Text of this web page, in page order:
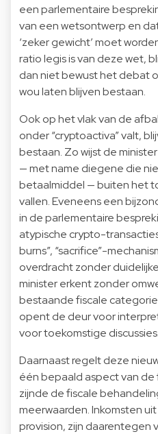
een parlementaire
van een wetsontwerp en
‘zeker gewicht’ moet
ratio legis is van deze wet,
dan niet bewust het debat
wou laten blijven bestaan.
Ook op het vlak van de
onder “cryptoactiva” valt,
bestaan. Zo wijst de
— met name diegene die
betaalmiddel — buiten het
vallen. Eveneens een
in de parlementaire
atypische crypto-
burns”, “sacrifice”-
overdracht zonder
minister erkent zonder
bestaande fiscale
opent de deur voor
voor toekomstige discussies.
Daarnaast regelt deze
één bepaald aspect van de
zijnde de fiscale
meerwaarden. Inkomsten
provision, zijn daarentegen